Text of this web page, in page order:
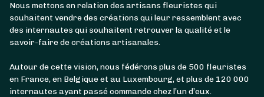
Nous mettons en relation des artisans fleuristes qui
souhaitent vendre des créations qui leur ressemblent avec
des internautes qui souhaitent retrouver la qualité et le
savoir-faire de créations artisanales.
Autour de cette vision, nous fédérons plus de 500 fleuristes
en France, en Belgique et au Luxembourg, et plus de 120 000
internautes ayant passé commande chez l’un d’eux.